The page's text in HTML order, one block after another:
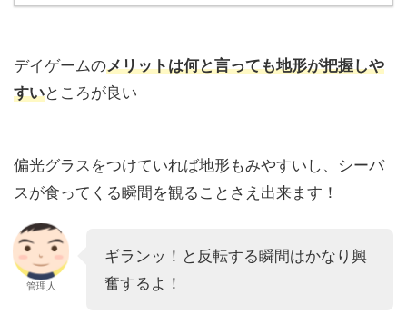
デイゲームのメリットは何と言っても地形が把握しや
すいところが良い
偏光グラスをつけていれば地形もみやすいし、シーバ
スが食ってくる瞬間を観ることさえ出来ます！
管理人
ギランッ！と反転する瞬間はかなり興
奮するよ！